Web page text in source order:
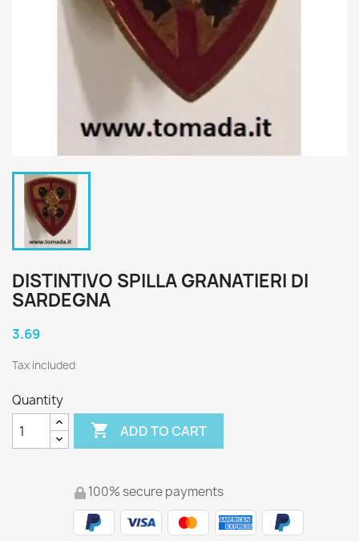
DISTINTIVO SPILLA GRANATIERI DI
SARDEGNA
3.69
Tax included
Quantity
 ADD TO CART
100% secure payments